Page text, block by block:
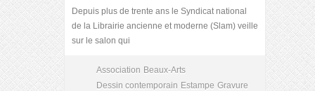
Depuis plus de trente ans le Syndicat national
de la Librairie ancienne et moderne (Slam) veille
sur le salon qui
Association Beaux-Arts
Dessin contemporain Estampe Gravure